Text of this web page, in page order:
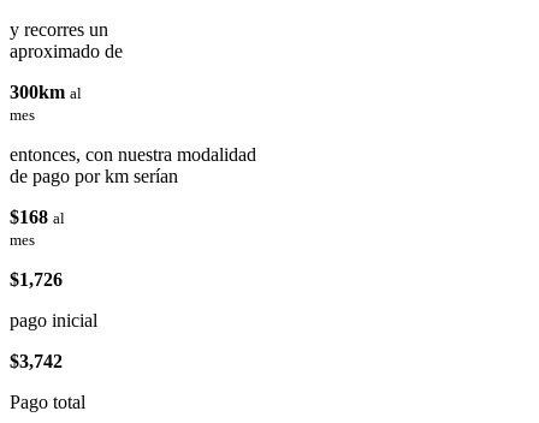
y recorres un
aproximado de
300km al
mes
entonces, con nuestra modalidad
de pago por km serían
$168 al
mes
$1,726
pago inicial
$3,742
Pago total